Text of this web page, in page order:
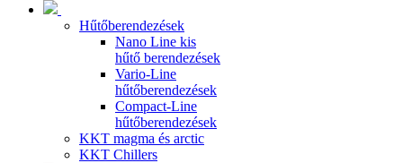
Hűtőberendezések
Nano Line kis
hűtő berendezések
Vario-Line
hűtőberendezések
Compact-Line
hűtőberendezések
KKT magma és arctic
KKT Chillers